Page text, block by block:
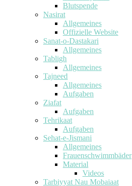
Blutspende
Nasirat
Allgemeines
Offizielle Website
Sanat-o-Dastakari
Allgemeines
Tabligh
Allgemeines
Tajneed
Allgemeines
Aufgaben
Ziafat
Aufgaben
Tehrikaat
Aufgaben
Sehat-e-Jismani
Allgemeines
Frauenschwimmbäder
Material
Videos
Tarbiyyat Nau Mobaiaat